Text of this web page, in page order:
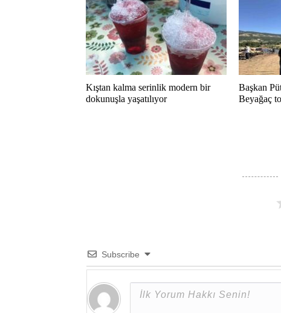
Kıştan kalma serinlik modern bir
dokunuşla yaşatılıyor
Başkan
Beyağaç
Subscribe